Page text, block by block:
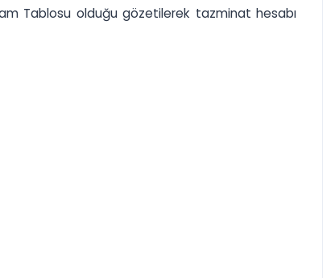
Tablosu olduğu gözetilerek tazminat hesabı